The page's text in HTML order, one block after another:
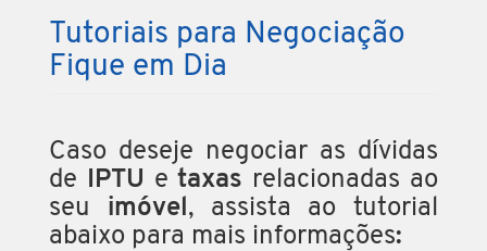
Tutoriais para Negociação
Fique em Dia
Caso deseje negociar as dívidas
de IPTU etaxas relacionadas ao
seu imóvel, assista ao tutorial
abaixo para mais informações: